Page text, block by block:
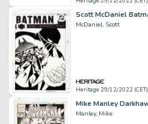
McDaniel, Scott
Heritage 29/12/2022 (CET)
Manley, Mike